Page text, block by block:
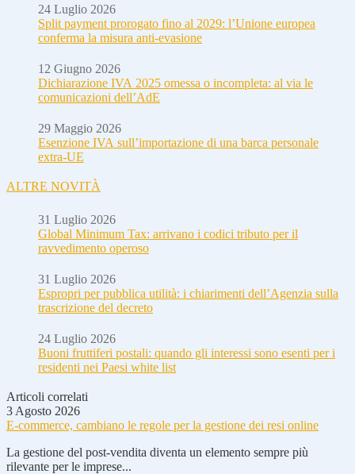
24 Luglio 2026
Split payment prorogato fino al 2029: l’Unione europea
conferma la misura anti-evasione
12 Giugno 2026
Dichiarazione IVA 2025 omessa o incompleta: al via le
comunicazioni dell’AdE
29 Maggio 2026
Esenzione IVA sull’importazione di una barca personale
extra-UE
ALTRE NOVITÀ
31 Luglio 2026
Global Minimum Tax: arrivano i codici tributo per il
ravvedimento operoso
31 Luglio 2026
Espropri per pubblica utilità: i chiarimenti dell’Agenzia sulla
trascrizione del decreto
24 Luglio 2026
Buoni fruttiferi postali: quando gli interessi sono esenti per i
residenti nei Paesi white list
Articoli correlati
3 Agosto 2026
E-commerce, cambiano le regole per la gestione dei resi online
La gestione del post-vendita diventa un elemento sempre più
rilevante per le imprese...